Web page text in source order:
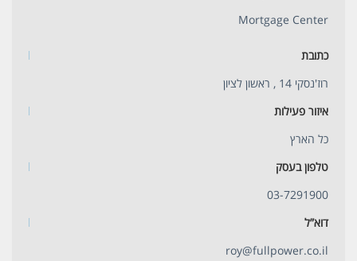
Mortgage Center
כתובת
רוז'נסקי 14 , ראשון לציון
איזור פעילות
כל הארץ
טלפון בעסק
03-7291900
דוא”ל
roy@fullpower.co.il